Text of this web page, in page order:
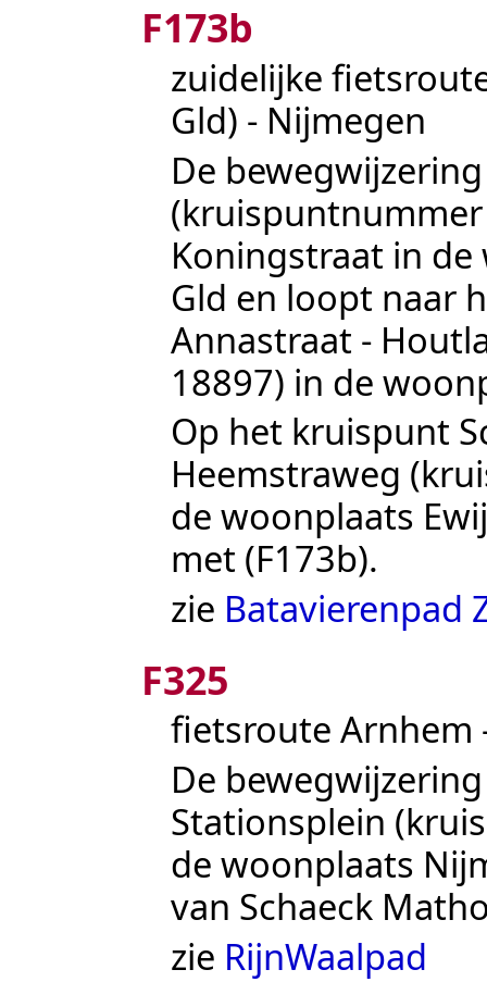
F173b
zuidelijke
Gld) - Nijmegen
De
Koningstraat in
Gld en loopt naar
Annastraat -
18897) in de
Op het kruispunt
Heemstraweg
de woonplaats
met (F173b).
zie Batavierenpad
F325
fietsroute Arnhem
De
Stationsplein
de woonplaats
van Schaeck
zie RijnWaalpad